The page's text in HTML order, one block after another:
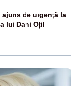
ajuns de urgență la
lui Dani Oțil